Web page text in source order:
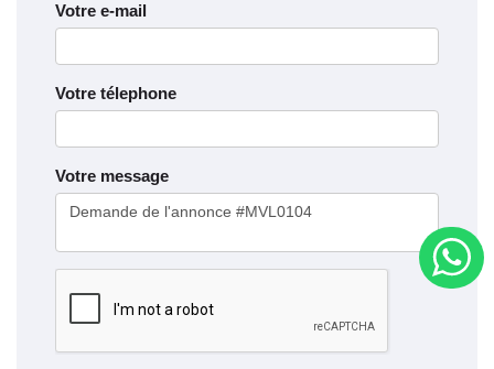
Votre e-mail
Votre télephone
Votre message